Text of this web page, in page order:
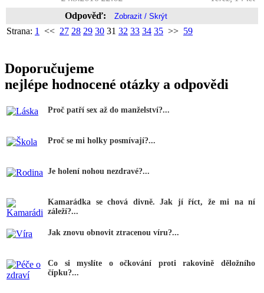
Odpověď:
Strana: 1 << 27 28 29 30 31 32 33 34 35 >> 59
Doporučujeme
nejlépe hodnocené otázky a odpovědi
Proč patří sex až do manželství?...
Proč se mi holky posmívají?...
Je holení nohou nezdravé?...
Kamarádka se chová divně. Jak jí říct, že mi na ní
záleží?...
Jak znovu obnovit ztracenou víru?...
Co si myslíte o očkování proti rakovině děložního
čípku?...